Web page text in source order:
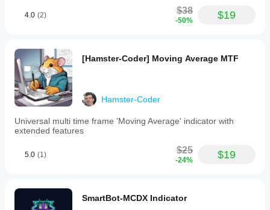
4.0 (2) $38
-50% $19
[Hamster-Coder] Moving Average MTF
Hamster-Coder
Universal multi time frame 'Moving Average' indicator with
extended features
5.0 (1) $25
-24% $19
SmartBot-MCDX Indicator